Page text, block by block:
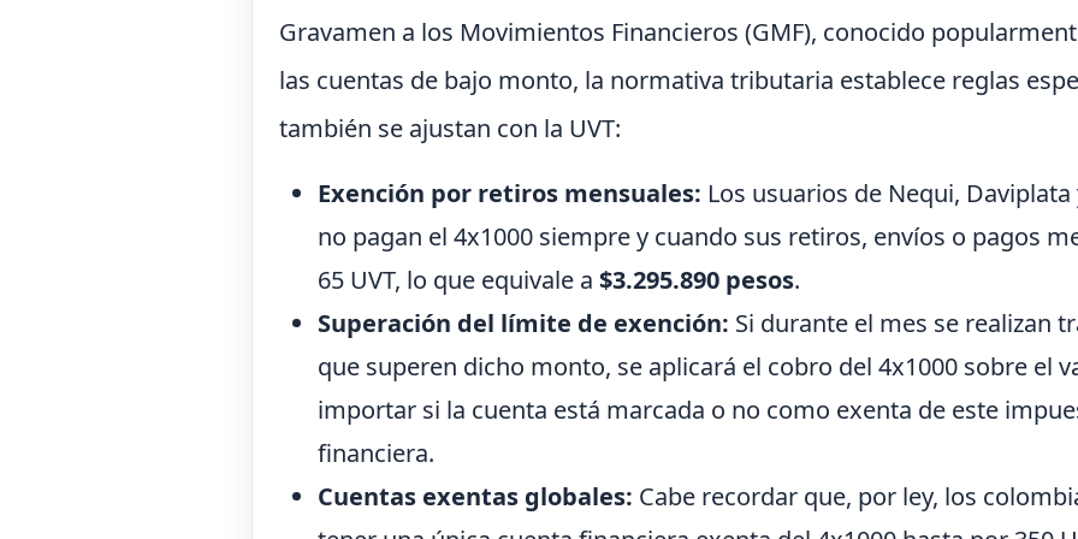
Gravamen a los Movimientos Financieros (GMF), conocido
las cuentas de bajo monto, la normativa tributaria establece reglas
también se ajustan con la UVT:
Exención por retiros mensuales: Los usuarios de Nequi,
no pagan el 4x1000 siempre y cuando sus retiros, envíos o pagos
65 UVT, lo que equivale a $3.295.890 pesos.
Superación del límite de exención: Si durante el mes se realizan
que superen dicho monto, se aplicará el cobro del 4x1000 sobre el
importar si la cuenta está marcada o no como exenta de este
financiera.
Cuentas exentas globales: Cabe recordar que, por ley, los